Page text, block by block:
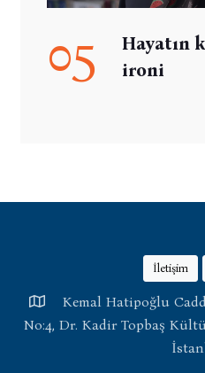
05
Hayatın
ironi
İletişim
Kemal Hatipoğlu
No:4, Dr. Kadir Topbaş